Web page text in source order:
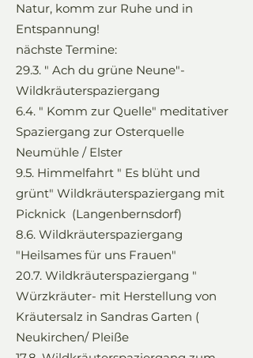
Natur, komm zur Ruhe und in
Entspannung!
nächste Termine:
29.3. " Ach du grüne Neune"-
Wildkräuterspaziergang
6.4. " Komm zur Quelle" meditativer
Spaziergang zur Osterquelle
Neumühle / Elster
9.5. Himmelfahrt " Es blüht und
grünt" Wildkräuterspaziergang mit
Picknick (Langenbernsdorf)
8.6. Wildkräuterspaziergang
"Heilsames für uns Frauen"
20.7. Wildkräuterspaziergang "
Würzkräuter- mit Herstellung von
Kräutersalz in Sandras Garten (
Neukirchen/ Pleiße